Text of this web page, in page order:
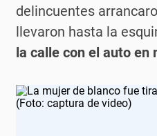
delincuentes
llevaron hasta la
la calle con el auto en